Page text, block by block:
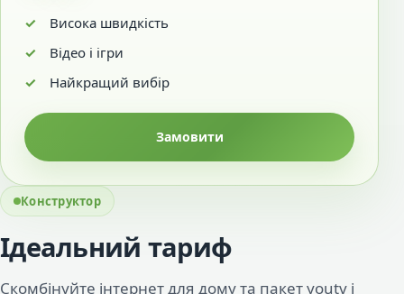
Висока швидкість
Відео і ігри
Найкращий вибір
Замовити
Конструктор
Ідеальний тариф
Скомбінуйте інтернет для дому та пакет youtv і